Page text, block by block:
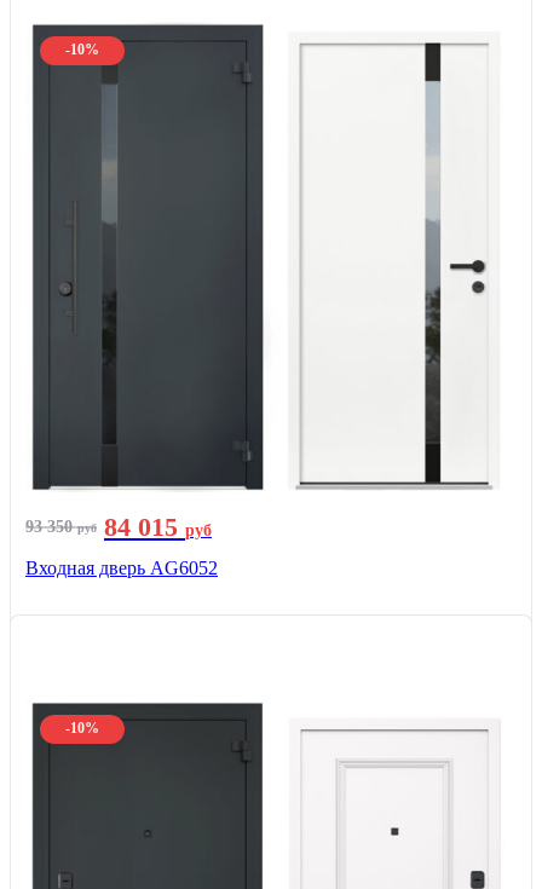
-10%
93 350руб 84 015 руб
Входная дверь AG6052
-10%